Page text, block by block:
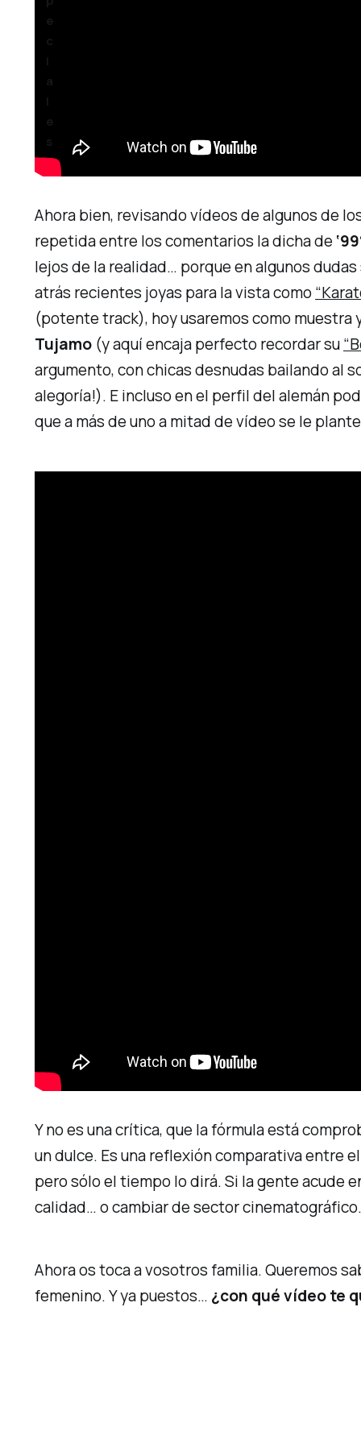
Ahora bien, revisando vídeos de algunos de
repetida entre los comentarios ladichade
lejos de la realidad… porque en algunos
atrás recientes joyas para la vistacomo
(potentetrack), hoy usaremos como
Tujamo (y aquí encaja perfecto recordar su
argumento, con chicas desnudas bailando al
alegoría!). E incluso en el perfil del alemán
que a más de uno a mitad de vídeo se le
Y no es una crítica, que la fórmula está
un dulce. Es una reflexión comparativa entre
pero sólo el tiempo lo dirá. Si la gente acude
calidad… o cambiar de sector cinematográfico.
Ahora os toca a vosotrosfamilia. Queremos
femenino. Y ya puestos… ¿con qué vídeo te
e
c
i
a
l
e
s